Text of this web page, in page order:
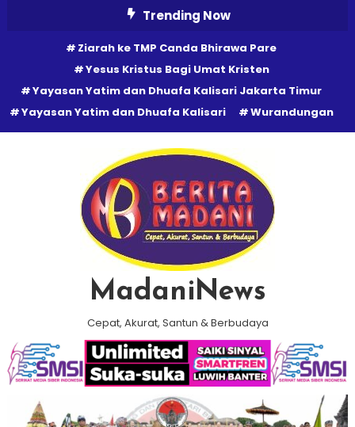
Trending Now
Ziarah ke TMP Canda Bhirawa Pare
Yesus Kristus Bagi Umat Kristen
Yayasan Yatim dan Dhuafa Kalisari Jakarta Timur
Yayasan Yatim dan Dhuafa Kalisari
Wurandungan
MadaniNews
Cepat, Akurat, Santun & Berbudaya